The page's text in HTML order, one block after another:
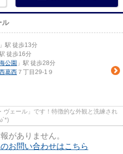
ル
」駅 徒歩13分
徒歩16分
公園 」駅 徒歩28分
葛西 ７丁目29-1９
ヴェール」です！特徴的な外観と洗練され
がありません。
お問い合わせはこちら